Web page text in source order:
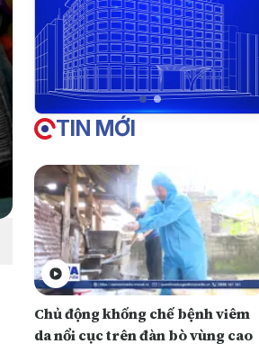
TIN MỚI
Chủ động khống chế bệnh viêm
da nổi cục trên đàn bò vùng cao